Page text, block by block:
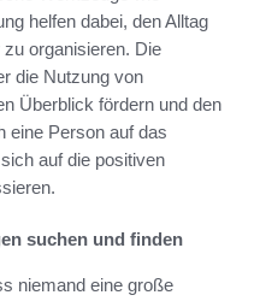
helfen dabei, den Alltag
organisieren. Die
die Nutzung von
Überblick fördern und den
eine Person auf das
auf die positiven
suchen und finden
niemand eine große